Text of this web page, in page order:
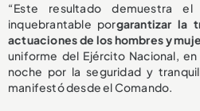
“Este resultado demuestra el
inquebrantable porgarantizar la
actuaciones de los hombres y
uniforme del Ejército Nacional,
noche por la seguridad y
manifestó desde el Comando.